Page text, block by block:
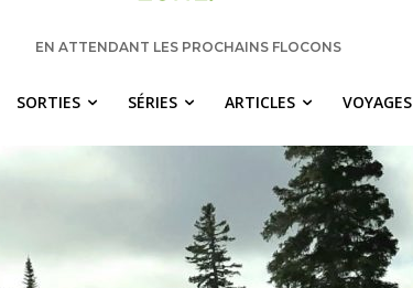
EN ATTENDANT LES PROCHAINS FLOCONS
SORTIES SÉRIES ARTICLES VOYAGES